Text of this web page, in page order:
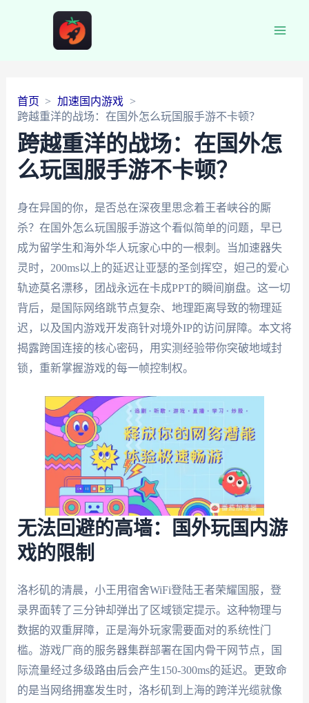
首页
加速国内游戏
跨越重洋的战场：在国外怎么玩国服手游不卡顿？
跨越重洋的战场：在国外怎
么玩国服手游不卡顿？
身在异国的你，是否总在深夜里思念着王者峡谷的厮
杀？在国外怎么玩国服手游这个看似简单的问题，早已
成为留学生和海外华人玩家心中的一根刺。当加速器失
灵时，200ms以上的延迟让亚瑟的圣剑挥空，妲己的爱心
轨迹莫名漂移，团战永远在卡成PPT的瞬间崩盘。这一切
背后，是国际网络跳节点复杂、地理距离导致的物理延
迟，以及国内游戏开发商针对境外IP的访问屏障。本文将
揭露跨国连接的核心密码，用实测经验带你突破地域封
锁，重新掌握游戏的每一帧控制权。
无法回避的高墙：国外玩国内游
戏的限制
洛杉矶的清晨，小王用宿舍WiFi登陆王者荣耀国服，登
录界面转了三分钟却弹出了区域锁定提示。这种物理与
数据的双重屏障，正是海外玩家需要面对的系统性门
槛。游戏厂商的服务器集群部署在国内骨干网节点，国
际流量经过多级路由后会产生150-300ms的延迟。更致命
的是当网络拥塞发生时，洛杉矶到上海的跨洋光缆就像